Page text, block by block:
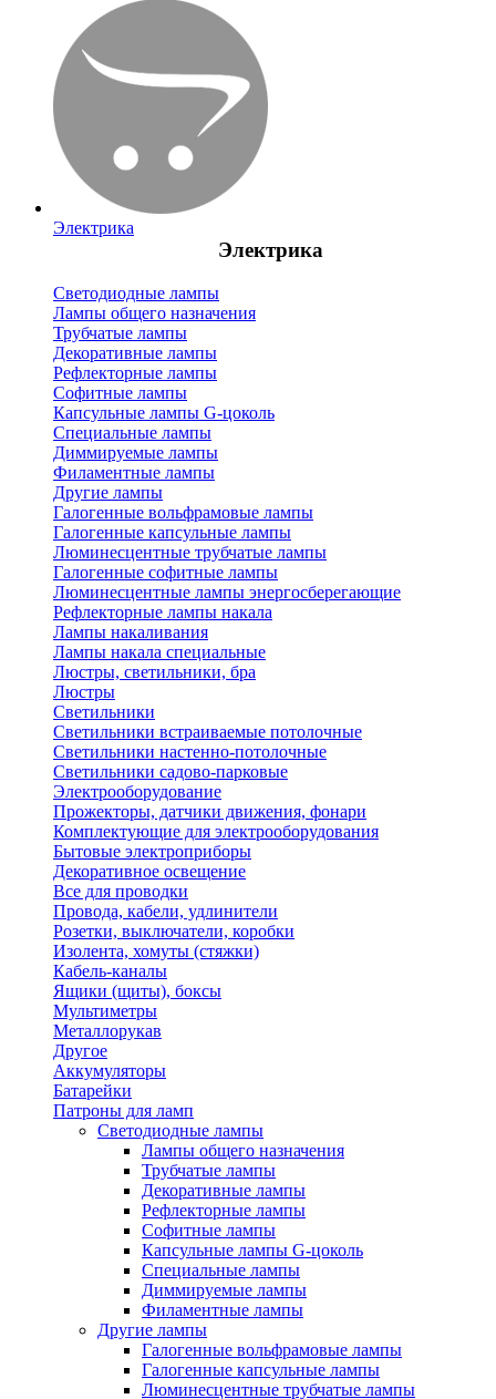
Электрика
Электрика
Светодиодные лампы
Лампы общего назначения
Трубчатые лампы
Декоративные лампы
Рефлекторные лампы
Софитные лампы
Капсульные лампы G-цоколь
Специальные лампы
Диммируемые лампы
Филаментные лампы
Другие лампы
Галогенные вольфрамовые лампы
Галогенные капсульные лампы
Люминесцентные трубчатые лампы
Галогенные софитные лампы
Люминесцентные лампы энергосберегающие
Рефлекторные лампы накала
Лампы накаливания
Лампы накала специальные
Люстры, светильники, бра
Люстры
Светильники
Светильники встраиваемые потолочные
Светильники настенно-потолочные
Светильники садово-парковые
Электрооборудование
Прожекторы, датчики движения, фонари
Комплектующие для электрооборудования
Бытовые электроприборы
Декоративное освещение
Все для проводки
Провода, кабели, удлинители
Розетки, выключатели, коробки
Изолента, хомуты (стяжки)
Кабель-каналы
Ящики (щиты), боксы
Мультиметры
Металлорукав
Другое
Аккумуляторы
Батарейки
Патроны для ламп
Светодиодные лампы
Лампы общего назначения
Трубчатые лампы
Декоративные лампы
Рефлекторные лампы
Софитные лампы
Капсульные лампы G-цоколь
Специальные лампы
Диммируемые лампы
Филаментные лампы
Другие лампы
Галогенные вольфрамовые лампы
Галогенные капсульные лампы
Люминесцентные трубчатые лампы